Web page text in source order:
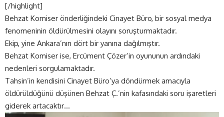
[/highlight]
Behzat Komiser önderliğindeki Cinayet Büro, bir sosyal medya
fenomeninin öldürülmesini olayını soruşturmaktadır.
Ekip, yine Ankara’nın dört bir yanına dağılmıştır.
Behzat Komiser ise, Ercüment Çözer’in oyununun ardındaki
nedenleri sorgulamaktadır.
Tahsin’in kendisini Cinayet Büro’ya döndürmek amacıyla
öldürüldüğünü düşünen Behzat Ç.’nin kafasındaki soru işaretleri
giderek artacaktır…